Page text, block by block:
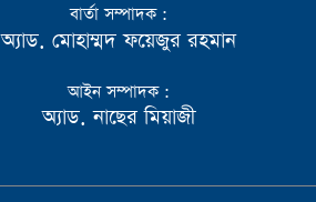
বার্তা সম্পাদক :
অ্যাড. মোহাম্মদ ফয়েজুর রহমান
আইন সম্পাদক :
অ্যাড. নাছের মিয়াজী